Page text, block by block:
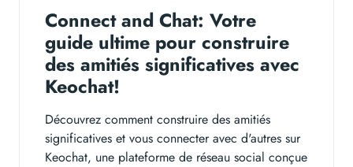
Connect and Chat: Votre
guide ultime pour construire
des amitiés significatives avec
Keochat!
Découvrez comment construire des amitiés
significatives et vous connecter avec d'autres sur
Keochat, une plateforme de réseau social conçue